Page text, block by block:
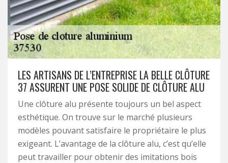
LES ARTISANS DE L’ENTREPRISE LA BELLE CLÔTURE
37 ASSURENT UNE POSE SOLIDE DE CLÔTURE ALU
Une clôture alu présente toujours un bel aspect
esthétique. On trouve sur le marché plusieurs
modèles pouvant satisfaire le propriétaire le plus
exigeant. L’avantage de la clôture alu, c’est qu’elle
peut travailler pour obtenir des imitations bois